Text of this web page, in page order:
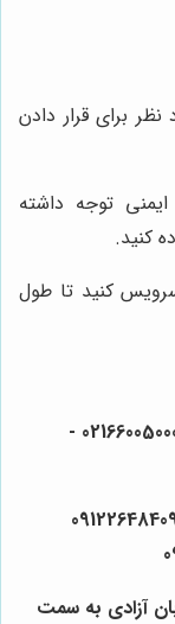
برای قرار دادن
توجه داشته
کنید.
کنید تا طول
نمایشگاه و فروشگاه : 02166006000 - 02166005000 -
آزادی به سمت